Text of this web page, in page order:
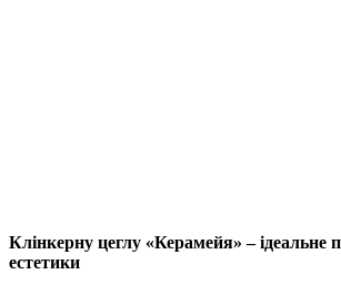
Клінкерну цеглу «Керамейя» – ідеальне
естетики